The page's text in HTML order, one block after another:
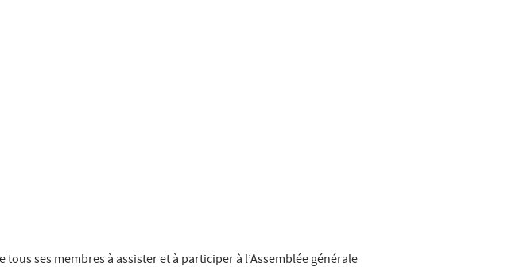
ses membres à assister et à participer à l’Assemblée générale